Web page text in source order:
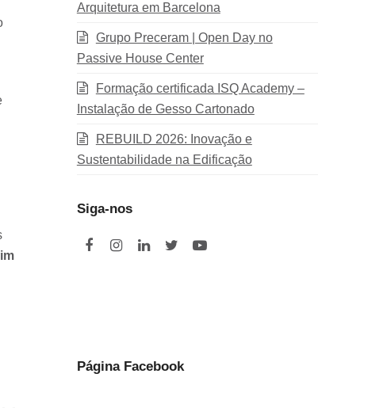
Arquitetura em Barcelona
Grupo Preceram | Open Day no
Passive House Center
Formação certificada ISQ Academy –
Instalação de Gesso Cartonado
REBUILD 2026: Inovação e
Sustentabilidade na Edificação
Siga-nos
F
o
I
g
L
d
e
Y
Página Facebook